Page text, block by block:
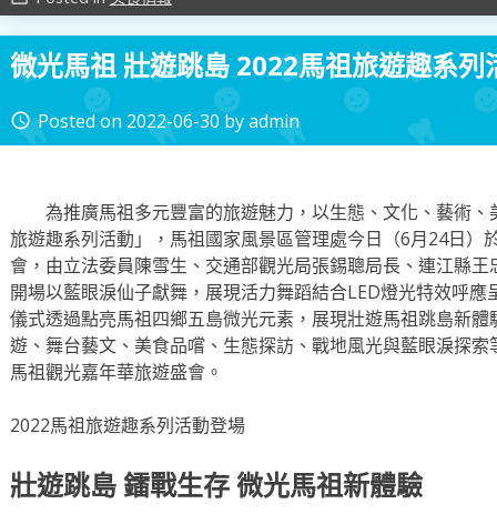
微光馬祖 壯遊跳島 2022馬祖旅遊趣系列
access_time Posted on 2022-06-30byadmin
為推廣馬祖多元豐富的旅遊魅力，以生態、文化、藝術、
旅遊趣系列活動」，馬祖國家風景區管理處今日（6月24日）
會，由立法委員陳雪生、交通部觀光局張錫聰局長、連江縣
開場以藍眼淚仙子獻舞，展現活力舞蹈結合LED燈光特效呼
儀式透過點亮馬祖四鄉五島微光元素，展現壯遊馬祖跳島新
遊、舞台藝文、美食品嚐、生態探訪、戰地風光與藍眼淚探
馬祖觀光嘉年華旅遊盛會。
2022馬祖旅遊趣系列活動登場
壯遊跳島 鐳戰生存 微光馬祖新體驗